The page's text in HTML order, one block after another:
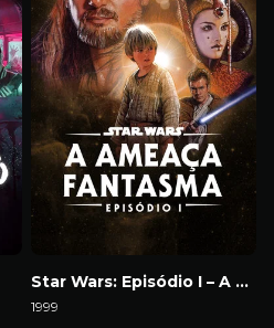
Star Wars: Episódio I – A Ameaça Fantasma
1999